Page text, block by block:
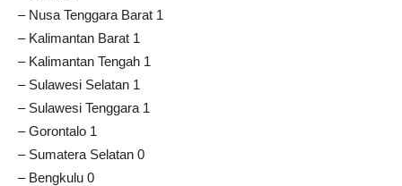
– Nusa Tenggara Barat 1
– Kalimantan Barat 1
– Kalimantan Tengah 1
– Sulawesi Selatan 1
– Sulawesi Tenggara 1
– Gorontalo 1
– Sumatera Selatan 0
– Bengkulu 0